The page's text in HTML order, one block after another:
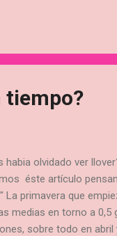
probéis
El problema puede
tiempo?
habia olvidado ver
éste artículo
primavera que
medias en torno a 0,5
sobre todo en abril